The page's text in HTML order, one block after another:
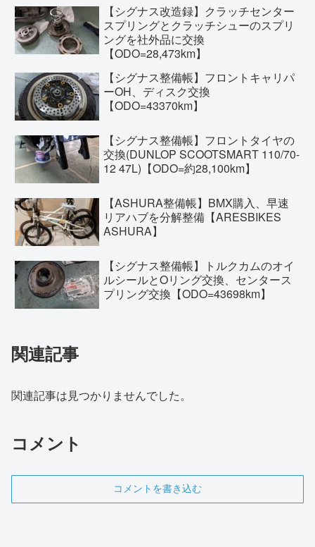
【シグナス改造録】クラッチセンター
スプリングとクラッチシューのスプリ
ングを社外品に交換
【ODO=28,473km】
【シグナス整備帳】フロントキャリパ
ーOH、ディスク交換
【ODO=43370km】
【シグナス整備帳】フロントタイヤの
交換(DUNLOP SCOOTSMART 110/70-
12 47L)【ODO=約28,100km】
【ASHURA整備帳】BMX購入、早速
リアハブを分解整備【ARESBIKES
ASHURA】
【シグナス整備帳】トルクカムのオイ
ルシールとOリング交換、センタース
プリング交換【ODO=43698km】
関連記事
関連記事は見つかりませんでした。
コメント
コメントを書き込む